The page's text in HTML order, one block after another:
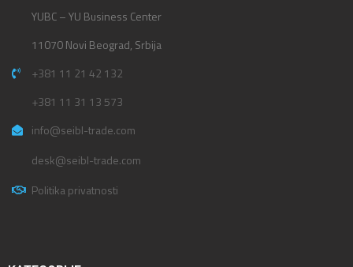
YUBC – YU Business Center
11070 Novi Beograd, Srbija
+381 11 21 42 132
+381 11 31 13 573
info@seibl-trade.com
desk@seibl-trade.com
Politika privatnosti